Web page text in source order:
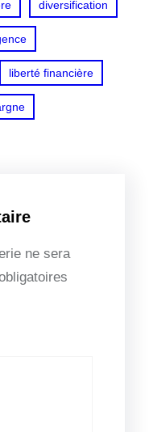
diversification
liberté financière
ne sera